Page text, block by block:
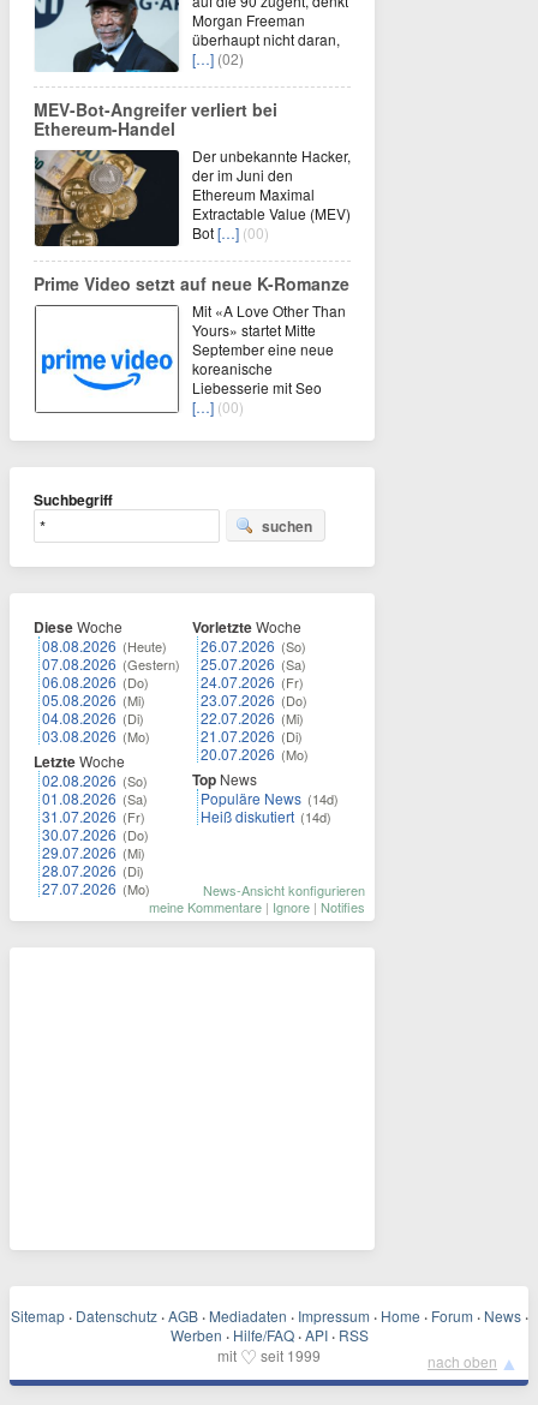
Morgan Freeman
überhaupt nicht daran,
[…] (02)
MEV-Bot-Angreifer verliert bei
Ethereum-Handel
Der unbekannte Hacker,
der im Juni den
Ethereum Maximal
Extractable Value (MEV)
Bot[…] (00)
Prime Video setzt auf neue K-Romanze
Mit «A Love Other Than
Yours» startet Mitte
September eine neue
koreanische
Liebesserie mit Seo
[…] (00)
Suchbegriff
suchen
DieseWoche
08.08.2026 (Heute)
07.08.2026 (Gestern)
06.08.2026 (Do)
05.08.2026 (Mi)
04.08.2026 (Di)
03.08.2026 (Mo)
LetzteWoche
02.08.2026 (So)
01.08.2026 (Sa)
31.07.2026 (Fr)
30.07.2026 (Do)
29.07.2026 (Mi)
28.07.2026 (Di)
27.07.2026 (Mo)
VorletzteWoche
26.07.2026 (So)
25.07.2026 (Sa)
24.07.2026 (Fr)
23.07.2026 (Do)
22.07.2026 (Mi)
21.07.2026 (Di)
20.07.2026 (Mo)
Top News
Populäre News (14d)
Heiß diskutiert (14d)
News-Ansicht konfigurieren
meine Kommentare | Ignore | Notifies
Sitemap · Datenschutz · AGB · Mediadaten · Impressum · Home · Forum · News ·
Werben · Hilfe/FAQ · API · RSS
mit ♡ seit 1999 nach oben ▲